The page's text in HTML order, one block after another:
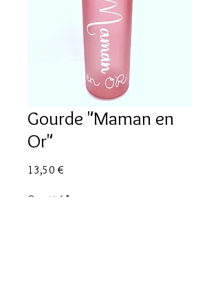
Gourde "Maman en
Or"
13,50 €
Quantité *